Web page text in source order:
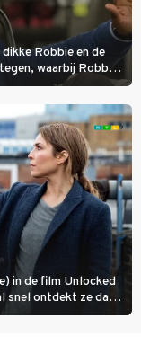
Robbie en de
waarbij Robbie,
CIA, Calvins hulp
in de film Unlocked
snel ontdekt ze dat
heeft.